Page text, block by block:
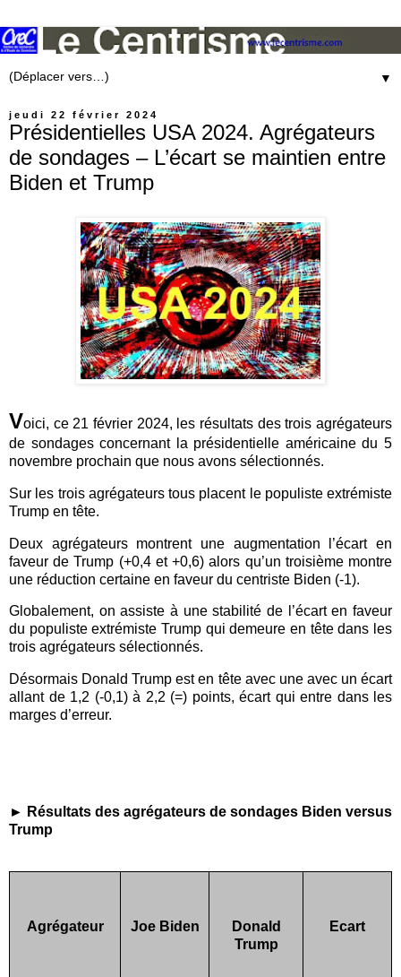
▼
jeudi 22 février 2024
Présidentielles USA 2024. Agrégateurs
de sondages – L’écart se maintien entre
Biden et Trump
Voici, ce 21 février 2024, les résultats des trois agrégateurs
de sondages concernant la présidentielle américaine du 5
novembre prochain que nous avons sélectionnés.
Sur les trois agrégateurs tous placent le populiste extrémiste
Trump en tête.
Deux agrégateurs montrent une augmentation l’écart en
faveur de Trump (+0,4 et +0,6) alors qu’un troisième montre
une réduction certaine en faveur du centriste Biden (-1).
Globalement, on assiste à une stabilité de l’écart en faveur
du populiste extrémiste Trump qui demeure en tête dans les
trois agrégateurs sélectionnés.
Désormais Donald Trump est en tête avec une avec un écart
allant de 1,2 (-0,1) à 2,2 (=) points, écart qui entre dans les
marges d’erreur.
► Résultats des agrégateurs de sondages Biden versus
Trump
Agrégateur Joe Biden
Donald
Trump
Ecart